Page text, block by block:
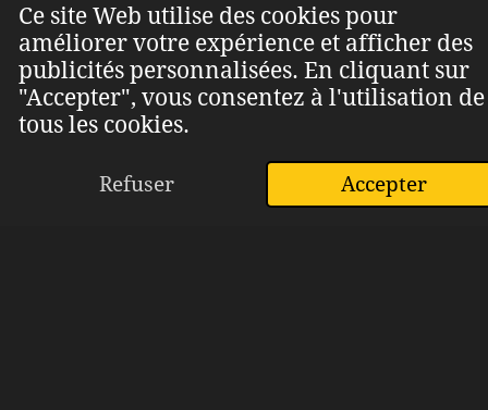
Ce site Web utilise des cookies pour
améliorer votre expérience et afficher des
publicités personnalisées. En cliquant sur
"Accepter", vous consentez à l'utilisation de
tous les cookies.
Refuser Accepter
Nom et PrÃ©nom
TÃ©lÃ©phone
Email
Adresse
Adresse d'arrivÃ©e
Date et heure de